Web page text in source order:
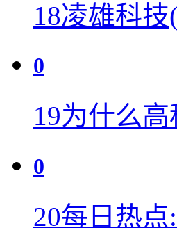
18凌雄科技
0
19为什么
0
20每日热